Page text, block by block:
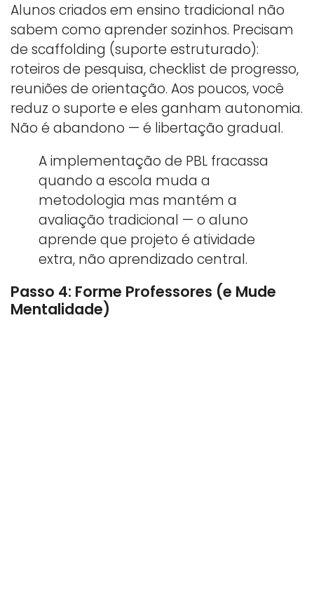
Alunos criados em ensino tradicional não
sabem como aprender sozinhos. Precisam
de scaffolding (suporte estruturado):
roteiros de pesquisa, checklist de progresso,
reuniões de orientação. Aos poucos, você
reduz o suporte e eles ganham autonomia.
Não é abandono — é libertação gradual.
A implementação de PBL fracassa
quando a escola muda a
metodologia mas mantém a
avaliação tradicional — o aluno
aprende que projeto é atividade
extra, não aprendizado central.
Passo 4: Forme Professores (e Mude
Mentalidade)